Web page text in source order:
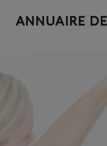
ANNUAIRE